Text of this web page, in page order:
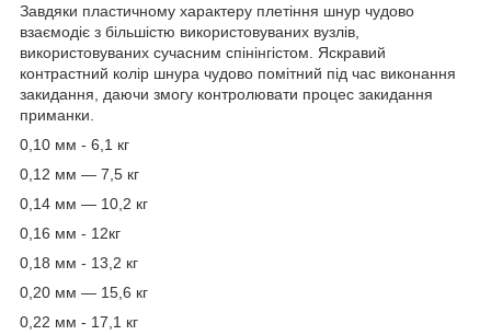
Завдяки пластичному характеру плетіння шнур чудово
взаємодіє з більшістю використовуваних вузлів,
використовуваних сучасним спінінгістом. Яскравий
контрастний колір шнура чудово помітний під час виконання
закидання, даючи змогу контролювати процес закидання
приманки.
0,10 мм - 6,1 кг
0,12 мм — 7,5 кг
0,14 мм — 10,2 кг
0,16 мм - 12кг
0,18 мм - 13,2 кг
0,20 мм — 15,6 кг
0,22 мм - 17,1 кг